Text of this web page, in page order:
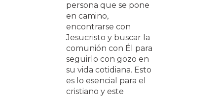
persona que se pone
en camino,
encontrarse con
Jesucristo y buscar la
comunión con Él para
seguirlo con gozo en
su vida cotidiana. Esto
es lo esencial para el
cristiano y este